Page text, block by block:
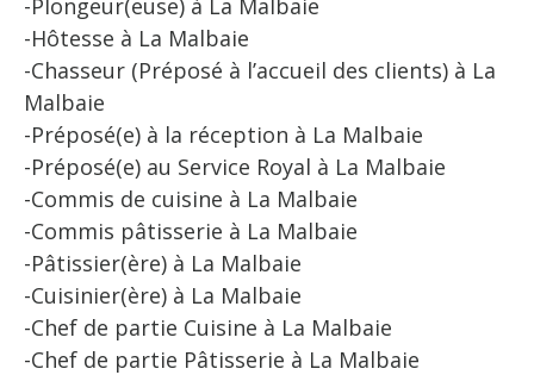
-Plongeur(euse) à La Malbaie
-Hôtesse à La Malbaie
-Chasseur (Préposé à l’accueil des clients) à La
Malbaie
-Préposé(e) à la réception à La Malbaie
-Préposé(e) au Service Royal à La Malbaie
-Commis de cuisine à La Malbaie
-Commis pâtisserie à La Malbaie
-Pâtissier(ère) à La Malbaie
-Cuisinier(ère) à La Malbaie
-Chef de partie Cuisine à La Malbaie
-Chef de partie Pâtisserie à La Malbaie